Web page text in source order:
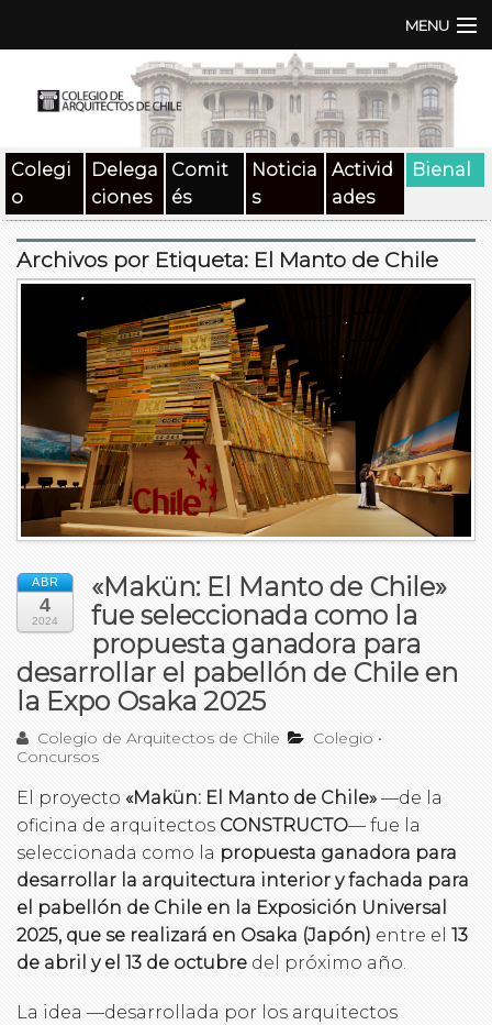
MENU
Documentos
SAT
Beneficios
Medios
Contacto
Buscar:
Colegi
o
Delega
ciones
Comit
és
Noticia
s
Activid
ades
Bienal
Archivos por Etiqueta: El Manto de Chile
ABR
4
2024
«Makün: El Manto de Chile»
fue seleccionada como la
propuesta ganadora para
desarrollar el pabellón de Chile en
la Expo Osaka 2025
Colegio de Arquitectos de Chile Colegio •
Concursos
El proyecto «Makün: El Manto de Chile» —de la
oficina de arquitectos CONSTRUCTO— fue la
seleccionada como la propuesta ganadora para
desarrollar la arquitectura interior y fachada para
el pabellón de Chile en la Exposición Universal
2025, que se realizará en Osaka (Japón) entre el 13
de abril y el 13 de octubre del próximo año.
La idea —desarrollada por los arquitectos